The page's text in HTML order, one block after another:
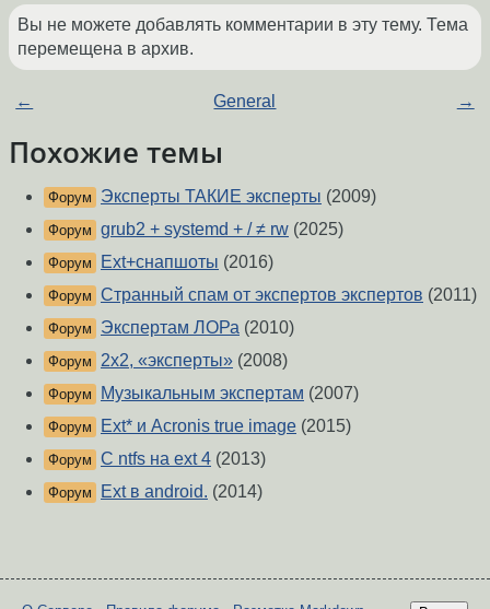
Вы не можете добавлять комментарии в эту тему. Тема
перемещена в архив.
← General →
Похожие темы
Форум Эксперты ТАКИЕ эксперты (2009)
Форум grub2 + systemd + / ≠ rw (2025)
Форум Ext+снапшоты (2016)
Форум Странный спам от экспертов экспертов (2011)
Форум Экспертам ЛОРа (2010)
Форум 2x2, «эксперты» (2008)
Форум Музыкальным экспертам (2007)
Форум Ext* и Acronis true image (2015)
Форум C ntfs на ext 4 (2013)
Форум Ext в android. (2014)